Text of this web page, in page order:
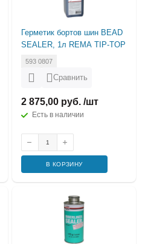
Герметик бортов шин BEAD
SEALER, 1л REMA TIP-TOP
593 0807
Сравнить
2 875,00 руб. /шт
Есть в наличии
В КОРЗИНУ